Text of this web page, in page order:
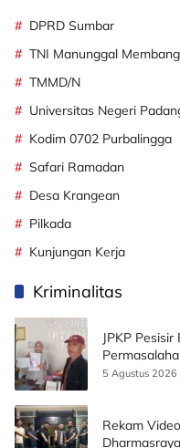
DPRD Sumbar
TNI Manunggal
TMMD/N
Universitas Negeri
Kodim 0702 Purbalingga
Safari Ramadan
Desa Krangean
Pilkada
Kunjungan Kerja
Kriminalitas
JPKP
5 Agustus 2026
Rekam